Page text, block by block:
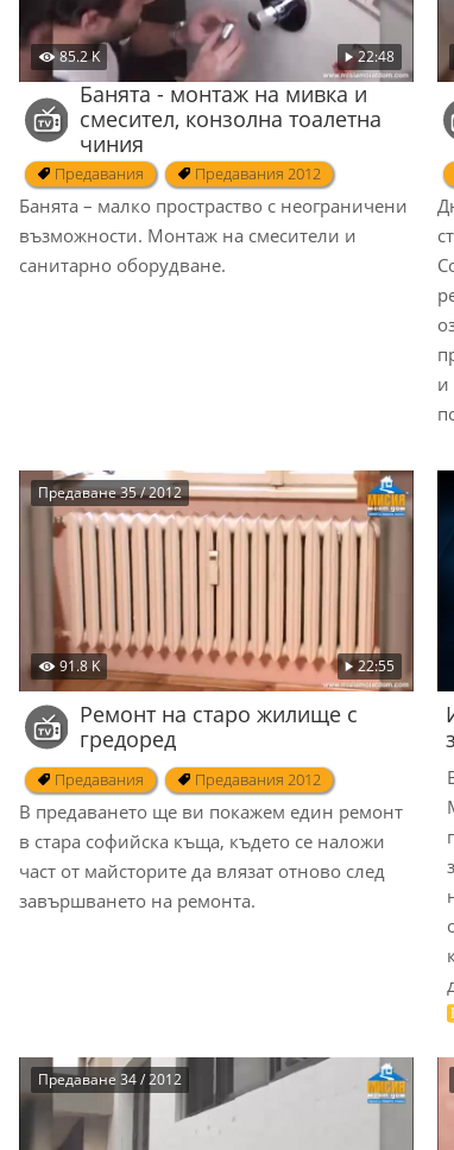
85.2 K 22:48
Банята - монтаж на мивка и
смесител, конзолна тоалетна
чиния
Предавания Предавания 2012
Банята – малко простраство с неограничени
възможности. Монтаж на смесители и
санитарно оборудване.
и
91.8 K 22:55
Предаване 35 / 2012
Ремонт на старо жилище с
гредоред
Предавания Предавания 2012
В предаването ще ви покажем един ремонт
в стара софийска къща, където се наложи
част от майсторите да влязат отново след
завършването на ремонта.
Предаване 34 / 2012